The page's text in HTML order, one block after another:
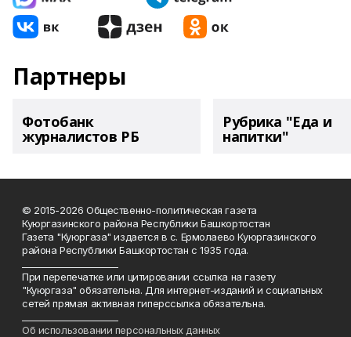
Партнеры
Фотобанк
журналистов РБ
Рубрика "Еда и
напитки"
© 2015-2026 Общественно-политическая газета
Куюргазинского района Республики Башкортостан
Газета "Куюргаза" издается в с. Ермолаево Куюргазинского
района Республики Башкортостан с 1935 года.
При перепечатке или цитировании ссылка на газету
"Куюргаза" обязательна. Для интернет-изданий и социальных
сетей прямая активная гиперссылка обязательна.
Об использовании персональных данных